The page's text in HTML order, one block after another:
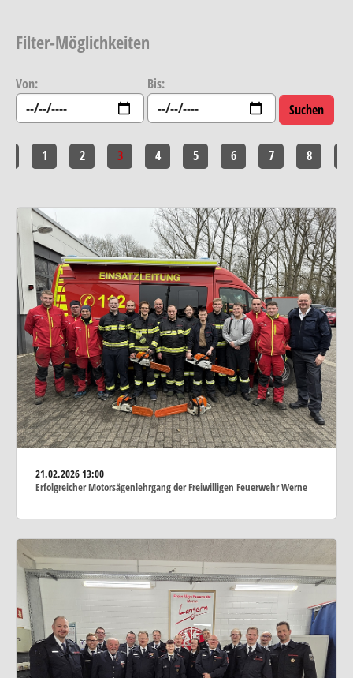
Filter-Möglichkeiten
Von: Bis:
1 2 3 4 5 6 7 8
21.02.202613:00
Erfolgreicher Motorsägenlehrgang der Freiwilligen Feuerwehr Werne